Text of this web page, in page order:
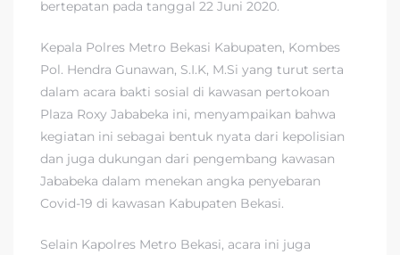
bertepatan pada tanggal 22 Juni 2020.
Kepala Polres Metro Bekasi Kabupaten, Kombes
Pol. Hendra Gunawan, S.I.K, M.Si yang turut serta
dalam acara bakti sosial di kawasan pertokoan
Plaza Roxy Jababeka ini, menyampaikan bahwa
kegiatan ini sebagai bentuk nyata dari kepolisian
dan juga dukungan dari pengembang kawasan
Jababeka dalam menekan angka penyebaran
Covid-19 di kawasan Kabupaten Bekasi.
Selain Kapolres Metro Bekasi, acara ini juga